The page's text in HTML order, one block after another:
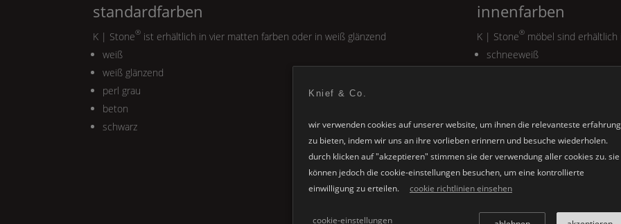
standardfarben
K | Stone® ist erhältlich in vier matten farben oder in weiß glänzend
weiß
weiß glänzend
perl grau
beton
schwarz
innenfarben
K | Stone® möbel sind erhältlich
schneeweiß
warm grau
kirsche
wenge
Knief & Co.
wir verwenden cookies auf unserer website, um ihnen die relevanteste erfahrung
zu bieten, indem wir uns an ihre vorlieben erinnern und besuche wiederholen.
durch klicken auf "akzeptieren" stimmen sie der verwendung aller cookies zu. sie
können jedoch die cookie-einstellungen besuchen, um eine kontrollierte
einwilligung zu erteilen.
cookie richtlinien einsehen
cookie-einstellungen